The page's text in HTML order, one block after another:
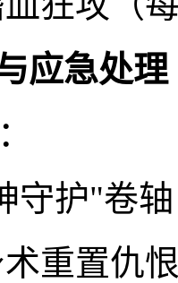
应急处理
守护"卷
重置仇